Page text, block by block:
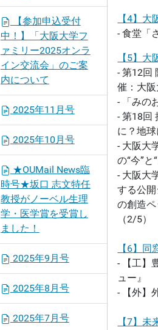
【4】
- 食堂「
【5】
- 第12回
催：大
- 「みの
- 第18回
に？地
- 大阪大
の“今”
- 大阪大
する公
の創造
（2/5）
【6】 同
- 【工】
ュー』
- 【外】
【7】未
【参加申込受付
中！】「大阪大学フ
ァミリー2025オンラ
イン交流会」のご案
内について
2025年11月号
2025年10月号
★OUMail News臨
時号★坂口 志文特任
教授がノーベル生理
学・医学賞を受賞し
ました！
2025年9月号
2025年8月号
2025年7月号